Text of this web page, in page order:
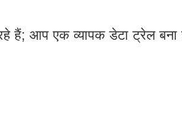
रहे हैं; आप एक व्यापक डेटा ट्रेल